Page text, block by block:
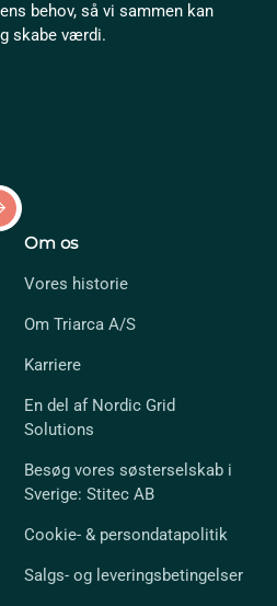
behov, så vi sammen kan
skabe værdi.
Om os
Vores historie
Om Triarca A/S
Karriere
En del af Nordic Grid
Solutions
Besøg vores søsterselskab i
Sverige: Stitec AB
Cookie- & persondatapolitik
Salgs- og leveringsbetingelser